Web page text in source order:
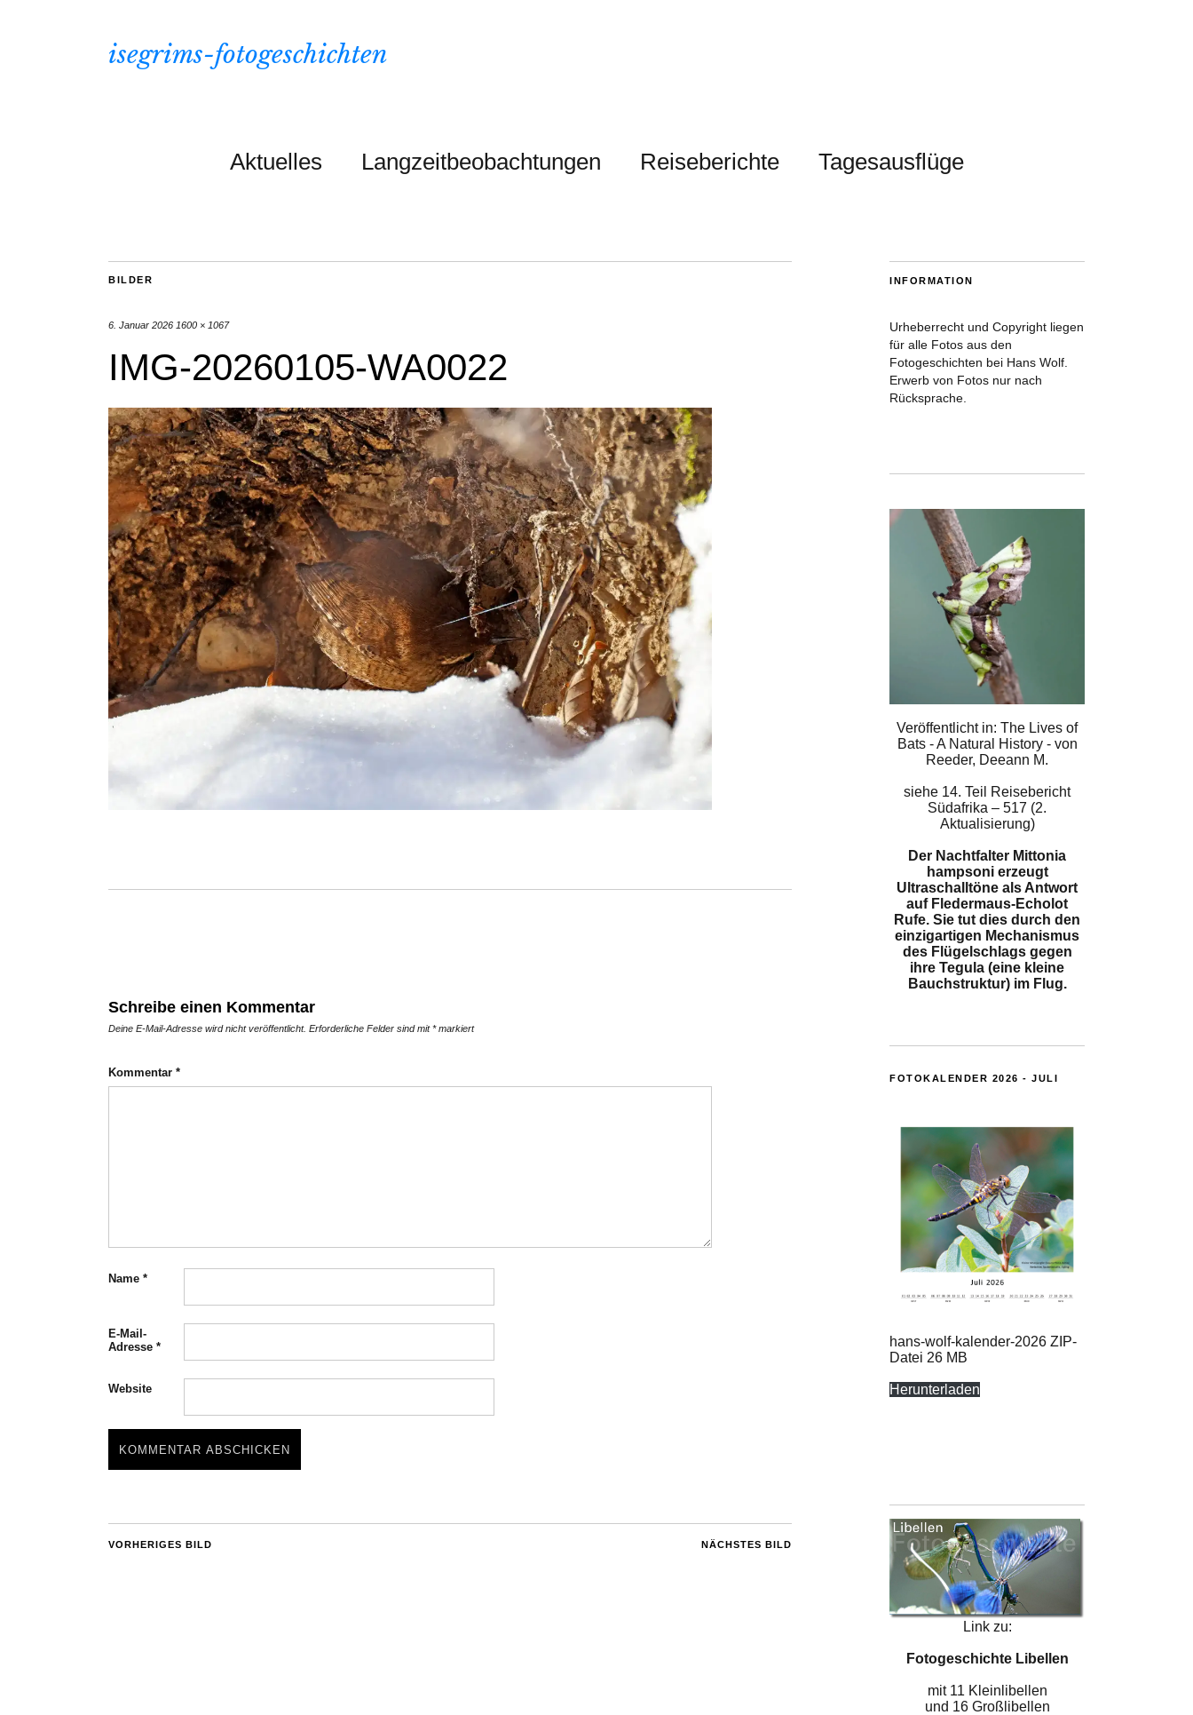
isegrims-fotogeschichten
Aktuelles Langzeitbeobachtungen Reiseberichte Tagesausflüge
BILDER
6. Januar 2026 1600 × 1067
IMG-20260105-WA0022
Schreibe einen Kommentar
Deine E-Mail-Adresse wird nicht veröffentlicht. Erforderliche Felder sind mit*markiert
Kommentar *
Name *
E-Mail-
Adresse *
Website
NÄCHSTES BILD
VORHERIGES BILD
INFORMATION
Urheberrecht und Copyright liegen
für alle Fotos aus den
Fotogeschichten bei Hans Wolf.
Erwerb von Fotos nur nach
Rücksprache.
Veröffentlicht in: The Lives of
Bats - A Natural History - von
Reeder, Deeann M.
siehe 14. Teil Reisebericht
Südafrika – 517 (2.
Aktualisierung)
Der Nachtfalter Mittonia
hampsoni erzeugt
Ultraschalltöne als Antwort
auf Fledermaus-Echolot
Rufe. Sie tut dies durch den
einzigartigen Mechanismus
des Flügelschlags gegen
ihre Tegula (eine kleine
Bauchstruktur) im Flug.
FOTOKALENDER 2026 - JULI
hans-wolf-kalender-2026 ZIP-
Datei 26 MB
Herunterladen
Link zu:
Fotogeschichte Libellen
mit 11 Kleinlibellen
und 16 Großlibellen